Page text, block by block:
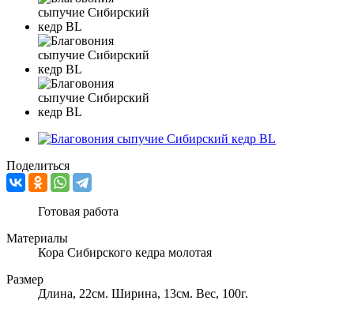
Поделиться
Готовая работа
Материалы
Кора Сибирского кедра молотая
Размер
Длина, 22см. Ширина, 13см. Вес, 100г.